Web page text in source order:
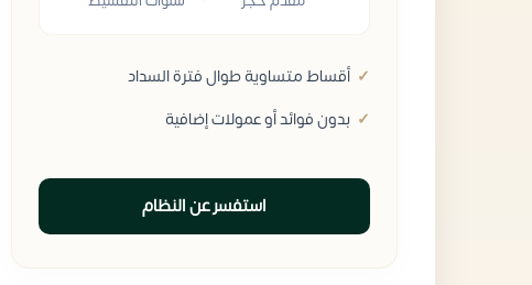
أقساط متساوية طوال فترة السداد
بدون فوائد أو عمولات إضافية
استفسر عن النظام